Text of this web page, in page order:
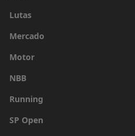
Lutas
Mercado
Motor
NBB
Running
SP Open